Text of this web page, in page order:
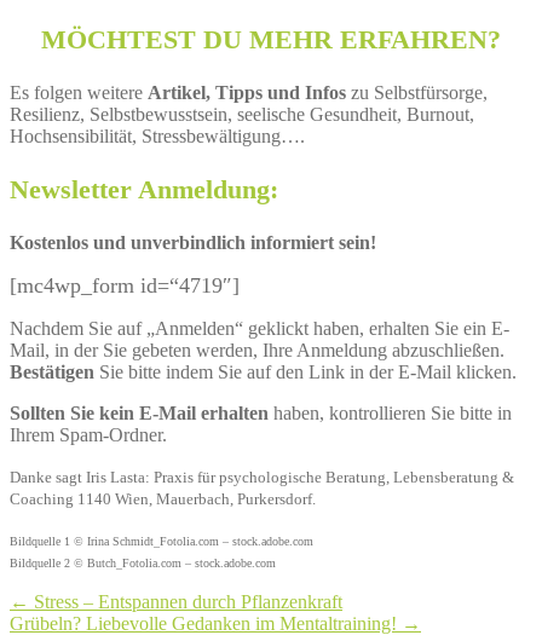
MÖCHTEST DU MEHR ERFAHREN?
Es folgen weitere Artikel, Tipps und Infos zu Selbstfürsorge,
Resilienz, Selbstbewusstsein, seelische Gesundheit, Burnout,
Hochsensibilität, Stressbewältigung….
Newsletter Anmeldung:
Kostenlos und unverbindlich informiert sein!
[mc4wp_form id=“4719″]
Nachdem Sie auf „Anmelden“ geklickt haben, erhalten Sie ein E-
Mail, in der Sie gebeten werden, Ihre Anmeldung abzuschließen.
Bestätigen Sie bitte indem Sie auf den Link in der E-Mail klicken.
Sollten Sie kein E-Mail erhalten haben, kontrollieren Sie bitte in
Ihrem Spam-Ordner.
Danke sagt Iris Lasta: Praxis für psychologische Beratung, Lebensberatung &
Coaching 1140 Wien, Mauerbach, Purkersdorf.
Bildquelle 1 © Irina Schmidt_Fotolia.com – stock.adobe.com
Bildquelle 2 © Butch_Fotolia.com – stock.adobe.com
← Stress – Entspannen durch Pflanzenkraft
Grübeln? Liebevolle Gedanken im Mentaltraining! →